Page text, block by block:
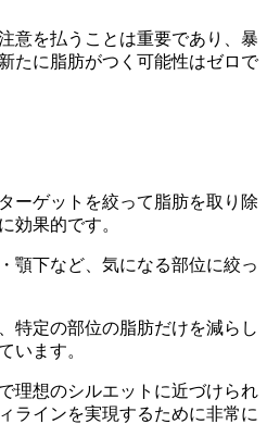
意を払うことは重要であり、暴
たに脂肪がつく可能性はゼロで
ーゲットを絞って脂肪を取り除
効果的です。
顎下など、気になる部位に絞っ
特定の部位の脂肪だけを減らし
います。
理想のシルエットに近づけられ
ラインを実現するために非常に